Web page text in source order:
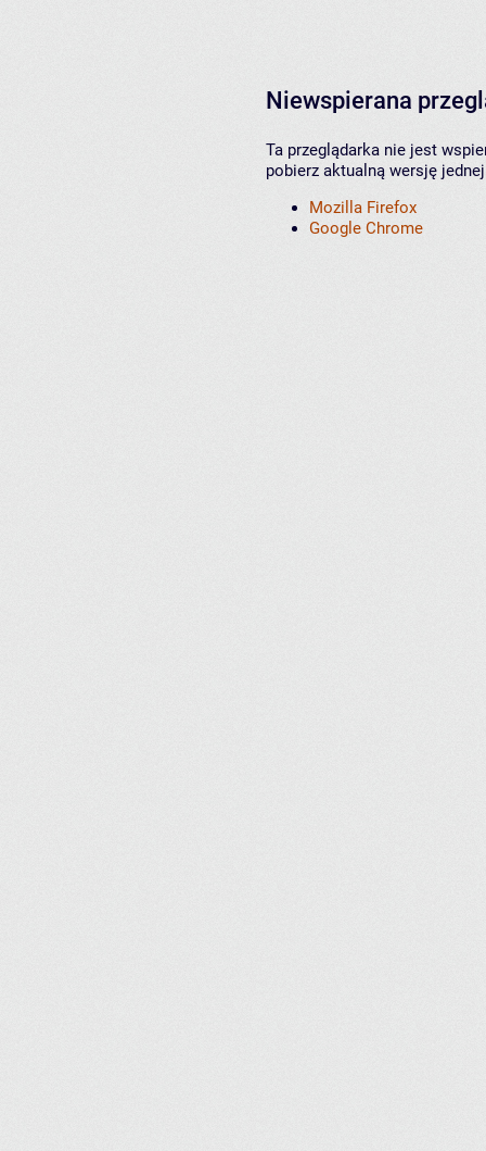
Niewspierana
Ta przeglądarka nie jest
pobierz aktualną wersję
Mozilla Firefox
Google Chrome